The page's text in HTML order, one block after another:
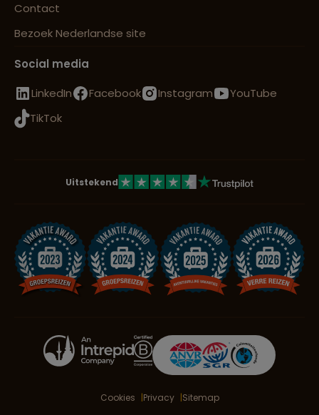
Contact
Bezoek Nederlandse site
Social media
LinkedIn
Facebook Instagram
YouTube
TikTok
Uitstekend
Cookies Privacy
Sitemap